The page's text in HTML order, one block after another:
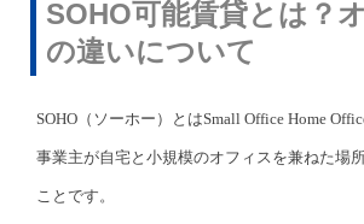
SOHO可能賃貸とは？
の違いについて
SOHO（ソーホー）とはSmall Office Home
事業主が自宅と小規模のオフィスを兼ねた場
ことです。